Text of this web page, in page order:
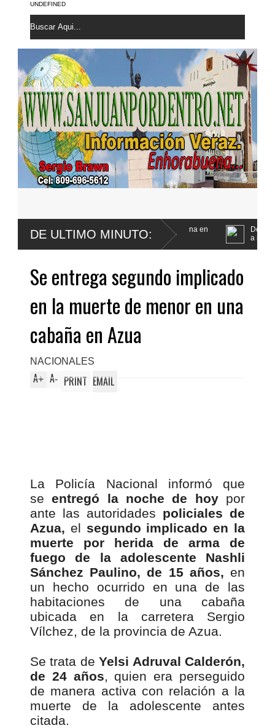
UNDEFINED
DE ULTIMO MINUTO:
le fue extirpada una lesión maligna en
Defensa de Wander
Se entrega segundo implicado
en la muerte de menor en una
cabaña en Azua
NACIONALES
A+ A- PRINT EMAIL
La Policía Nacional informó que
se entregó la noche de hoypor
ante las autoridades policiales de
Azua, el segundo implicado en la
muerte por herida de arma de
fuego de la adolescente Nashli
Sánchez Paulino, de 15 años, en
un hecho ocurrido en una de las
habitaciones de una cabaña
ubicada en la carretera Sergio
Vílchez, de la provincia de Azua.
Se trata deYelsi Adruval Calderón,
de 24 años, quien era perseguido
de manera activa con relación a la
muerte de la adolescente antes
citada.